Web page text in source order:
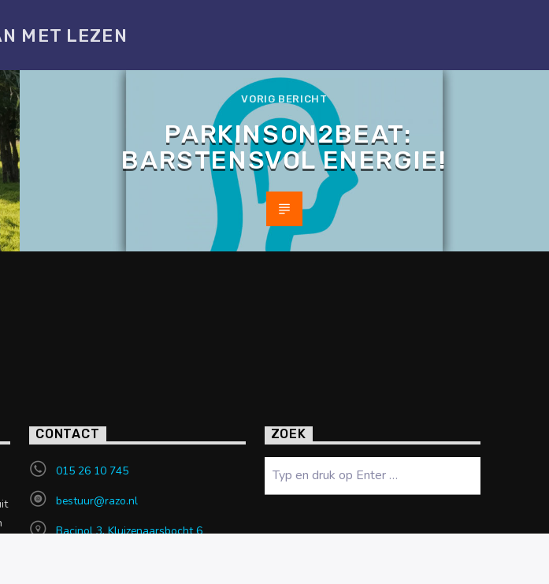
MET LEZEN
VORIG BERICHT
PARKINSON2BEAT:
BARSTENSVOL ENERGIE!
CONTACT
015 26 10 745
bestuur@razo.nl
Bacinol 3, Kluizenaarsbocht 6
ZOEK